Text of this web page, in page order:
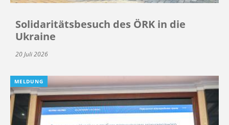
Solidaritätsbesuch des ÖRK in die
Ukraine
20 Juli 2026
MELDUNG